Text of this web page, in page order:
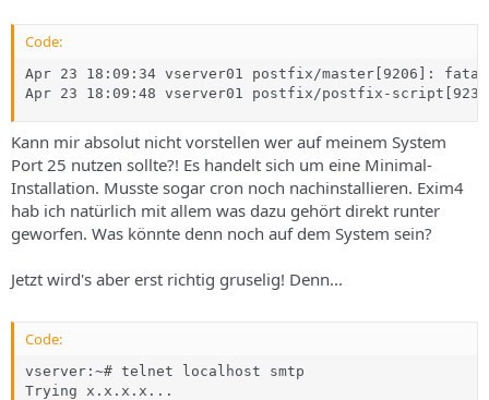
Code:
Apr 23 18:09:34 vserver01 postfix/master[9206]:
Apr 23 18:09:48 vserver01 postfix/postfix-
Kann mir absolut nicht vorstellen wer auf meinem System
Port 25 nutzen sollte?! Es handelt sich um eine Minimal-
Installation. Musste sogar cron noch nachinstallieren. Exim4
hab ich natürlich mit allem was dazu gehört direkt runter
geworfen. Was könnte denn noch auf dem System sein?
Jetzt wird's aber erst richtig gruselig! Denn...
Code:
vserver:~# telnet localhost smtp
Trying x.x.x.x...